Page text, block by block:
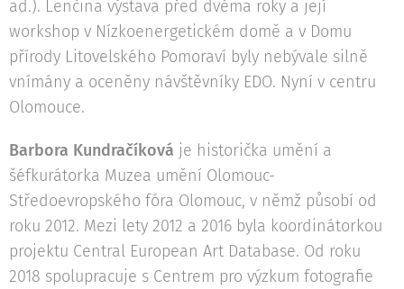
ad.). Lenčina výstava před dvěma roky a její
workshop v Nízkoenergetickém domě a v Domu
přírody Litovelského Pomoraví byly nebývale silně
vnímány a oceněny návštěvníky EDO. Nyní v centru
Olomouce.
Barbora Kundračíková je historička umění a
šéfkurátorka Muzea umění Olomouc-
Středoevropského fóra Olomouc, v němž působí od
roku 2012. Mezi lety 2012 a 2016 byla koordinátorkou
projektu Central European Art Database. Od roku
2018 spolupracuje s Centrem pro výzkum fotografie